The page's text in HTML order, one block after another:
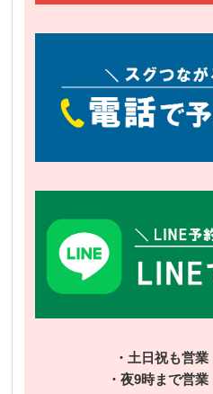
・土日祝も営
・夜9時まで営